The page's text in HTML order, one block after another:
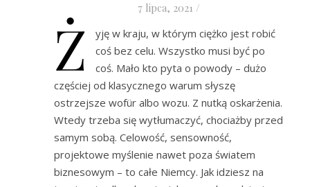
7 lipca, 2021 /
Ż
yję w kraju, w którym ciężko jest robić
coś bez celu. Wszystko musi być po
coś. Mało kto pyta o powody – dużo
częściej od klasycznego warum słyszę
ostrzejsze wofür albo wozu. Z nutką oskarżenia.
Wtedy trzeba się wytłumaczyć, chociażby przed
samym sobą. Celowość, sensowność,
projektowe myślenie nawet poza światem
biznesowym – to całe Niemcy. Jak idziesz na